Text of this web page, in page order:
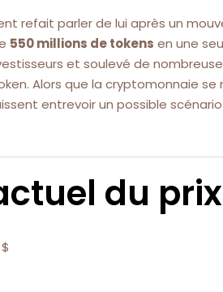
refait parler de lui après un
550 millions de tokens en une
et soulevé de
Alors que la cryptomonnaie
entrevoir un possible
du